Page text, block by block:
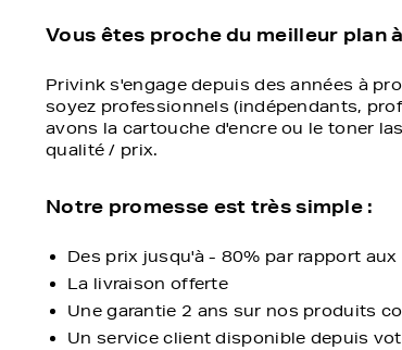
Vous êtes proche du meilleur
Privink s'engage depuis des années à
soyez professionnels (indépendants,
avons la cartouche d'encre ou le toner
qualité / prix.
Notre promesse est très simple :
Des prix jusqu'à - 80% par rapport
La livraison offerte
Une garantie 2 ans sur nos produits
Un service client disponible depuis